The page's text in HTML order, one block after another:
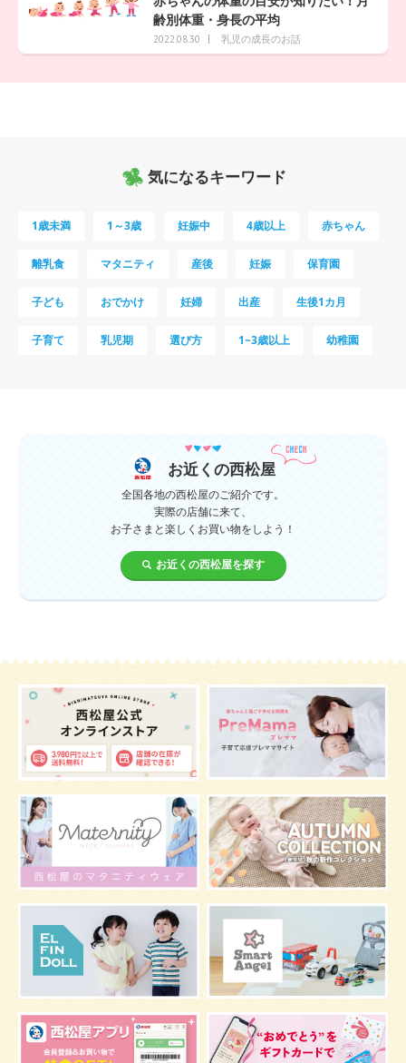
齢別体重・身長の平均
2022.08.30 乳児の成長のお話
気になるキーワード
1歳未満 1～3歳 妊娠中 4歳以上 赤ちゃん
離乳食 マタニティ 産後 妊娠 保育園
子ども おでかけ 妊婦 出産 生後1カ月
子育て 乳児期 選び方 1~3歳以上 幼稚園
ベビーカー
おむつ 出産準備
遊ぶ 夏 イヤイヤ期
汗 エアコン 適切温度
帽子 授乳 チャイルドシート 予防接種 産休
症状 あせも お祝い 家族写真 改善
お昼寝 メニュー グッズ
お宮参り お食い初め お七夜
スキンケア お肌 マタニティウェア おしゃぶり
絵本 夜間断乳 抱っこ 視力 マスク
お風呂 嫌がる うんち 髪の毛 体温
予防 骨盤ベルトの注意点
骨盤ベルトの基礎知識 こども 骨盤ベルトの効果
しぐさ 感染症 保存 妊娠中の腰痛
アレルギー 風邪 目 乳がん
お近くの西松屋
全国各地の西松屋のご紹介です。
実際の店舗に来て、
お子さまと楽しくお買い物をしよう！
お近くの西松屋を探す